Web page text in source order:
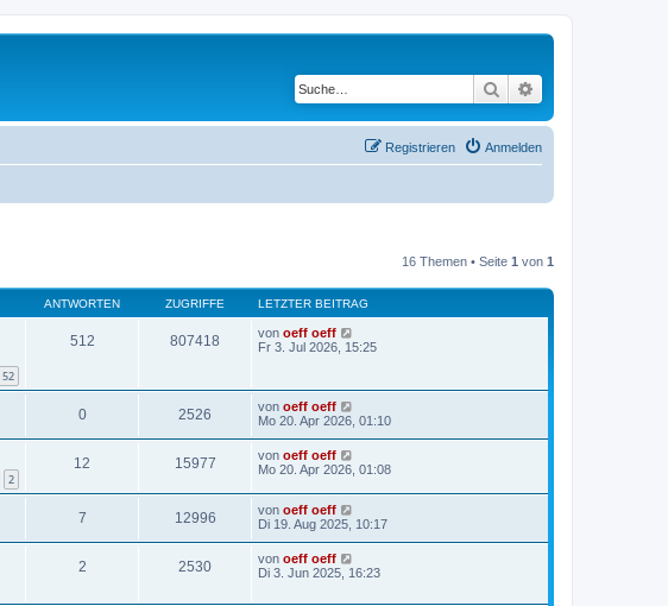
Suche
Anmelden
Registrieren
16 Themen • Seite 1 von 1
ANTWORTEN ZUGRIFFE LETZTER BEITRAG
52
512 807418 von oeff oeff
Fr 3. Jul 2026, 15:25
0 2526 von oeff oeff
Mo 20. Apr 2026, 01:10
2
12 15977 von oeff oeff
Mo 20. Apr 2026, 01:08
7 12996 von oeff oeff
Di 19. Aug 2025, 10:17
2 2530 von oeff oeff
Di 3. Jun 2025, 16:23